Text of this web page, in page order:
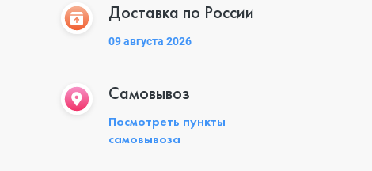
Доставка по России
09 августа 2026
Самовывоз
Посмотреть пункты
самовывоза